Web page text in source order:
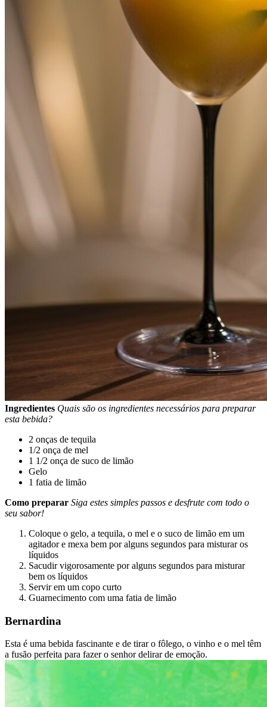
Ingredientes Quais são os ingredientes necessários para preparar
esta bebida?
2 onças de tequila
1/2 onça de mel
1 1/2 onça de suco de limão
Gelo
1 fatia de limão
Como preparar Siga estes simples passos e desfrute com todo o
seu sabor!
Coloque o gelo, a tequila, o mel e o suco de limão em um
agitador e mexa bem por alguns segundos para misturar os
líquidos
Sacudir vigorosamente por alguns segundos para misturar
bem os líquidos
Servir em um copo curto
Guarnecimento com uma fatia de limão
Bernardina
Esta é uma bebida fascinante e de tirar o fôlego, o vinho e o mel têm
a fusão perfeita para fazer o senhor delirar de emoção.